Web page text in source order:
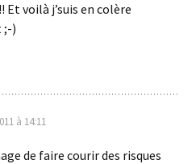
Et voilà j’suis en colère
;-)
à 14:11
de faire courir des risques